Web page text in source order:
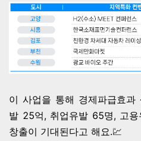
이 사업을 통해 경제파급효
발 25억, 취업유발 65명, 고
창출이 기대된다고 해요.💹